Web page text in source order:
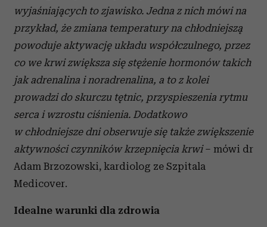
wyjaśniających to zjawisko. Jedna z nich mówi na
przykład, że zmiana temperatury na chłodniejszą
powoduje aktywację układu współczulnego, przez
co we krwi zwiększa się stężenie hormonów takich
jak adrenalina i noradrenalina, a to z kolei
prowadzi do skurczu tętnic, przyspieszenia rytmu
serca i wzrostu ciśnienia. Dodatkowo
w chłodniejsze dni obserwuje się także zwiększenie
aktywności czynników krzepnięcia krwi– mówi dr
Adam Brzozowski, kardiolog ze Szpitala
Medicover.
Idealne warunki dla zdrowia